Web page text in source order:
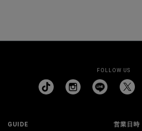
FOLLOW US
GUIDE
営業日時